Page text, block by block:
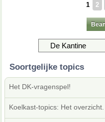
1 2
Soortgelijke topics
Het DK-vragenspel!
Koelkast-topics: Het